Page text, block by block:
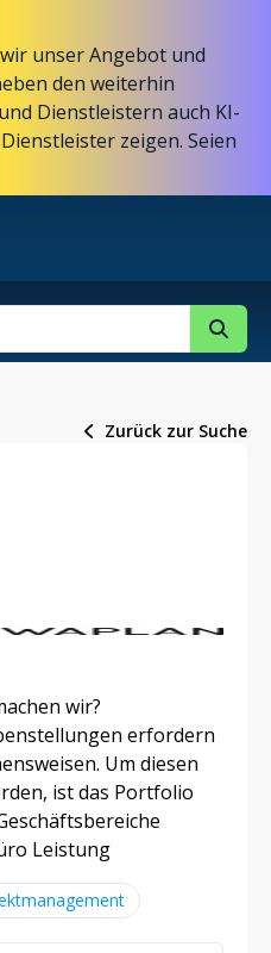
unser Angebot und
den weiterhin
Dienstleistern auch KI-
zeigen. Seien
Zurück zur Suche
wir?
erfordern
Um diesen
ist das Portfolio
Leistung